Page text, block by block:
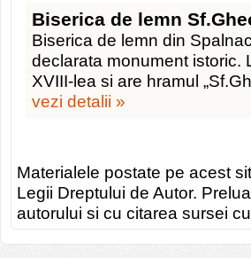
Biserica de lemn
Biserica de lemn din
declarata monument istoric.
XVIII-lea si are hramul
vezi detalii »
Materialele postate pe acest
Legii Dreptului de Autor.
autorului si cu citarea sursei